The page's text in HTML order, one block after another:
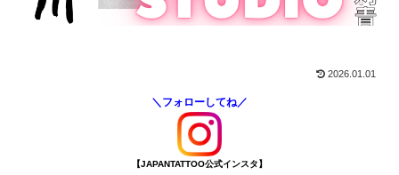
2026.01.01
＼フォローしてね／
【JAPANTATTOO公式インスタ】